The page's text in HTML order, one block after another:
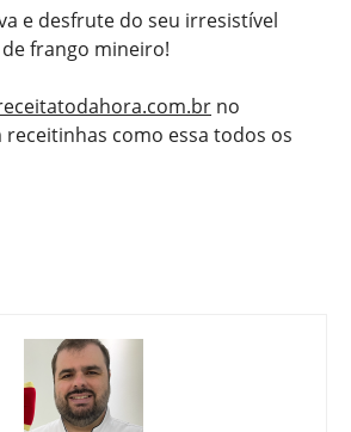
e desfrute do seu irresistível
frango mineiro!
no
receitinhas como essa todos os